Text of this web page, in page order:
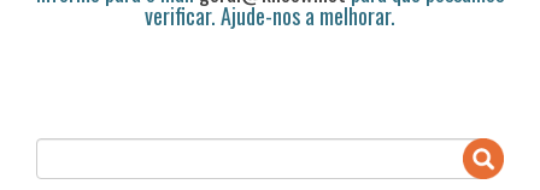
verificar. Ajude-nos a melhorar.